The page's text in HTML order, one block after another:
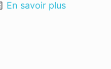
En savoir plus